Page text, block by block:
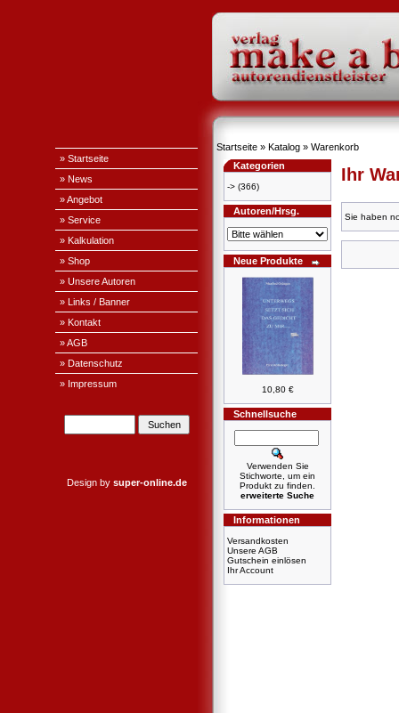
» Startseite
» News
» Angebot
» Service
» Kalkulation
» Shop
» Unsere Autoren
» Links / Banner
» Kontakt
» AGB
» Datenschutz
» Impressum
Design by super-online.de
Startseite » Katalog » Warenkorb
Kategorien
-> (366)
Autoren/Hrsg.
Neue Produkte
10,80 €
Schnellsuche
Verwenden Sie
Stichworte, um ein
Produkt zu finden.
erweiterte Suche
Informationen
Versandkosten
Unsere AGB
Gutschein einlösen
Ihr Account
Ihr
Sie haben